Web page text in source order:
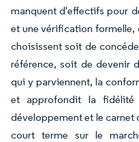
manquent d'effectifs pour
et une vérification formelle,
choisissent soit de
référence, soit de devenir
qui y parviennent, la
et approfondit la
développement et le
court terme sur le